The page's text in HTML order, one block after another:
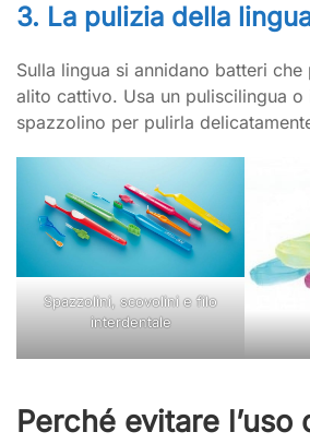
3. La pulizia della
Sulla lingua si annidano batteri
alito cattivo. Usa un puliscilingua
spazzolino per pulirla
Spazzolini, scovolini e filo
interdentale
Perché evitare l’uso